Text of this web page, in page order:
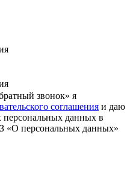
звонок» я
соглашения и даю
персональных данных в
«О персональных данных»